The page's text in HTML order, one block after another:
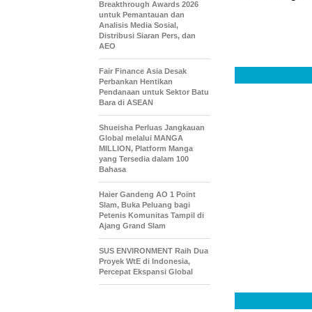
Breakthrough Awards 2026
untuk Pemantauan dan
Analisis Media Sosial,
Distribusi Siaran Pers, dan
AEO
Fair Finance Asia Desak
Perbankan Hentikan
Pendanaan untuk Sektor Batu
Bara di ASEAN
Shueisha Perluas Jangkauan
Global melalui MANGA
MILLION, Platform Manga
yang Tersedia dalam 100
Bahasa
Haier Gandeng AO 1 Point
Slam, Buka Peluang bagi
Petenis Komunitas Tampil di
Ajang Grand Slam
SUS ENVIRONMENT Raih Dua
Proyek WtE di Indonesia,
Percepat Ekspansi Global